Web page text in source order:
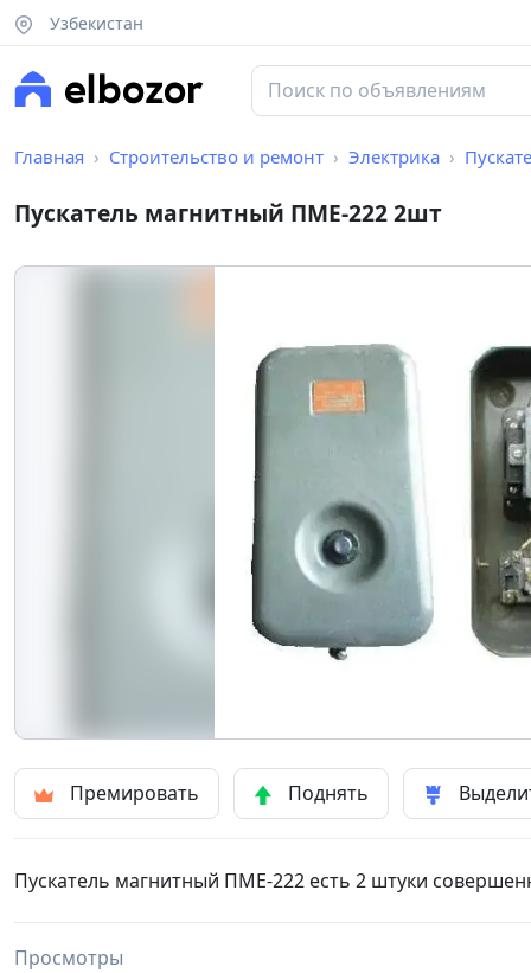
Узбекистан
Главная Строительство и ремонт Электрика
Пускатель магнитный ПМЕ-222 2шт
Премировать Поднять
Пускатель магнитный ПМЕ-222 есть 2 штуки
Просмотры